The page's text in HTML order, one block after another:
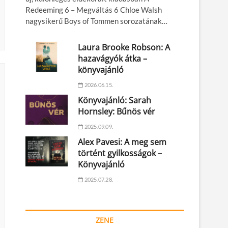
Redeeming 6 – Megváltás 6 Chloe Walsh
nagysikerű Boys of Tommen sorozatának…
Laura Brooke Robson: A
hazavágyók átka –
könyvajánló
2026.06.15.
Könyvajánló: Sarah
Hornsley: Bűnös vér
2025.09.09.
Alex Pavesi: A meg sem
történt gyilkosságok –
Könyvajánló
2025.07.28.
ZENE